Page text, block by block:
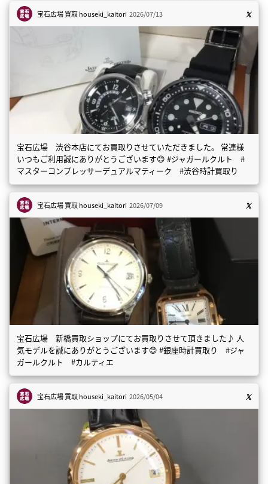
宝石広場 買取houseki_kaitori 2026/07/13
宝石広場 渋谷本店にてお買取りさせていただきました。 常連様
いつもご利用誠にありがとうございます😊 #ジャガールクルト #
マスターコンプレッサーデュアルマティーク #渋谷時計買取り
宝石広場 買取houseki_kaitori 2026/07/09
宝石広場 新橋買取ショップにてお買取りさせて頂きました♪ 人
気モデルを誠にありがとうございます😊 #銀座時計買取り #ジャ
ガールクルト #カルティエ
宝石広場 買取houseki_kaitori 2026/05/04